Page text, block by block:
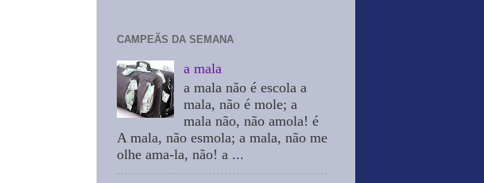
CAMPEÃS DA SEMANA
a mala
a mala não é escola a
mala, não é mole; a
mala não, não amola! é
A mala, não esmola; a mala, não me
olhe ama-la, não! a ...